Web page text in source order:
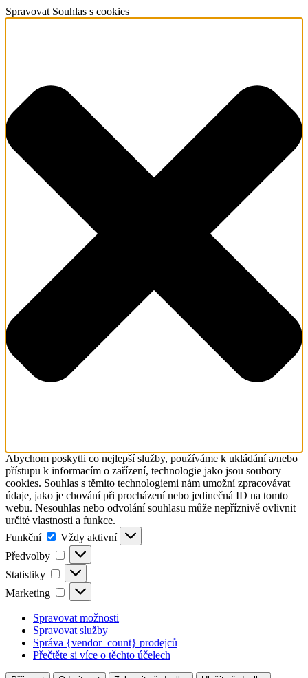
Spravovat Souhlas s cookies
Abychom poskytli co nejlepší služby, používáme k ukládání a/nebo
přístupu k informacím o zařízení, technologie jako jsou soubory
cookies. Souhlas s těmito technologiemi nám umožní zpracovávat
údaje, jako je chování při procházení nebo jedinečná ID na tomto
webu. Nesouhlas nebo odvolání souhlasu může nepříznivě ovlivnit
určité vlastnosti a funkce.
Funkční
Funkční
Vždy aktivní
Předvolby
Předvolby
Statistiky Statistiky
Marketing Marketing
Spravovat možnosti
Spravovat služby
Správa {vendor_count} prodejců
Přečtěte si více o těchto účelech